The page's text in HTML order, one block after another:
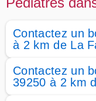
Contactez un
à 2 km de La
Contactez un
39250 à 2 km